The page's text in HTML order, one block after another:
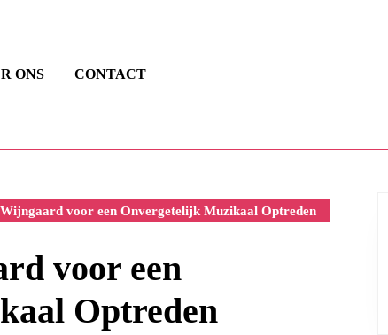
ONS CONTACT
voor een Onvergetelijk Muzikaal Optreden
voor een
Optreden